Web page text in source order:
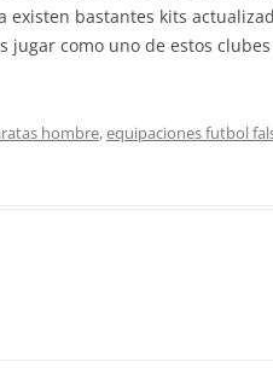
existen bastantes kits
jugar como uno de estos
hombre,equipaciones futbol